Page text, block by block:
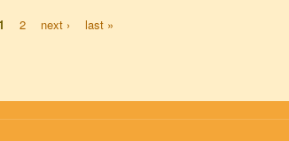
2 next › last »